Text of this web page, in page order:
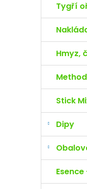
Tygří
Hmyz,
Stick
Dipy